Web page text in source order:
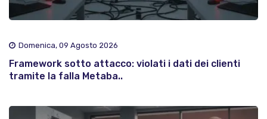
Domenica, 09 Agosto 2026
Framework sotto attacco: violati i dati dei clienti
tramite la falla Metaba..